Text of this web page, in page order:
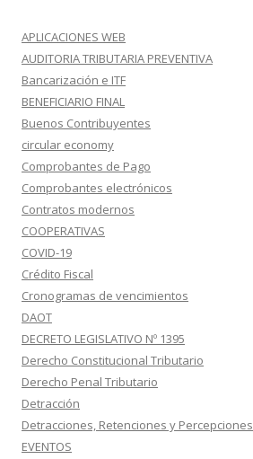
APLICACIONES WEB
AUDITORIA TRIBUTARIA PREVENTIVA
Bancarización e ITF
BENEFICIARIO FINAL
Buenos Contribuyentes
circular economy
Comprobantes de Pago
Comprobantes electrónicos
Contratos modernos
COOPERATIVAS
COVID-19
Crédito Fiscal
Cronogramas de vencimientos
DAOT
DECRETO LEGISLATIVO Nº 1395
Derecho Constitucional Tributario
Derecho Penal Tributario
Detracción
Detracciones, Retenciones y Percepciones
EVENTOS